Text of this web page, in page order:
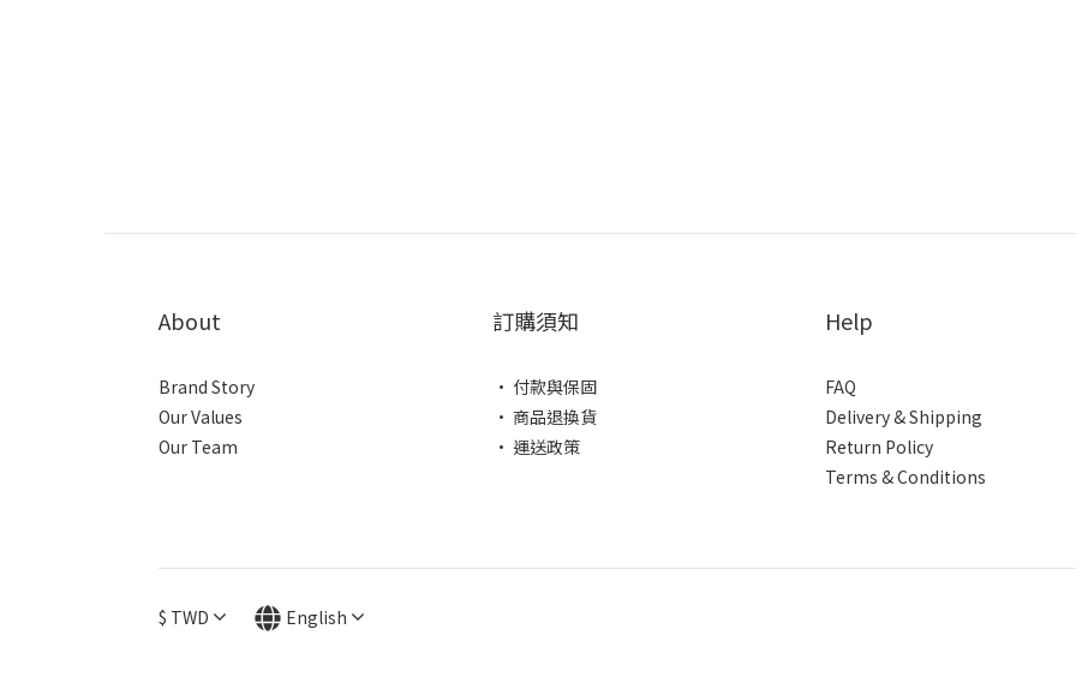
About
Brand Story
Our Values
Our Team
訂購須知
• 付款與保固
• 商品退換貨
• 運送政策
Help
FAQ
Delivery & Shipping
Return Policy
Terms & Conditions
$ TWD English